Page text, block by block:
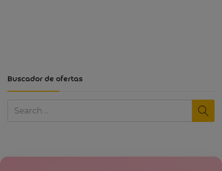
Buscador de ofertas